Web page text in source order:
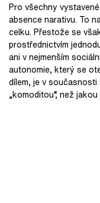
Pro všechny
absence narativu. To
celku. Přestože se
prostřednictvím
ani v nejmenším
autonomie, který se
dílem, je v
„komoditou“, než